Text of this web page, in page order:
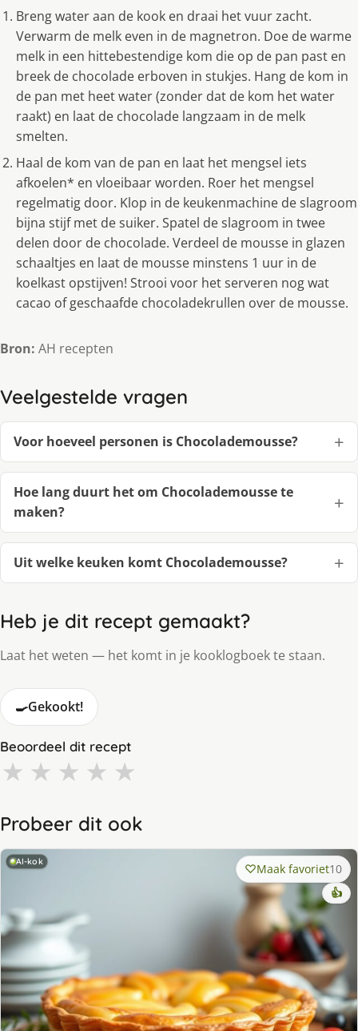
Breng water aan de kook en draai het vuur zacht.
Verwarm de melk even in de magnetron. Doe de warme
melk in een hittebestendige kom die op de pan past en
breek de chocolade erboven in stukjes. Hang de kom in
de pan met heet water (zonder dat de kom het water
raakt) en laat de chocolade langzaam in de melk
smelten.
Haal de kom van de pan en laat het mengsel iets
afkoelen* en vloeibaar worden. Roer het mengsel
regelmatig door. Klop in de keukenmachine de slagroom
bijna stijf met de suiker. Spatel de slagroom in twee
delen door de chocolade. Verdeel de mousse in glazen
schaaltjes en laat de mousse minstens 1 uur in de
koelkast opstijven! Strooi voor het serveren nog wat
cacao of geschaafde chocoladekrullen over de mousse.
Bron: AH recepten
Veelgestelde vragen
Voor hoeveel personen is Chocolademousse?
Hoe lang duurt het om Chocolademousse te
maken?
Uit welke keuken komt Chocolademousse?
Heb je dit recept gemaakt?
Laat het weten — het komt in je kooklogboek te staan.
🍳Gekookt!
Beoordeel dit recept
★ ★ ★ ★ ★
Probeer dit ook
AI-kok Maak favoriet10
👍